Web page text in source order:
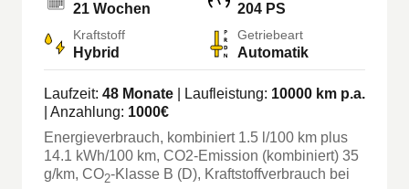
21 Wochen 204 PS
Kraftstoff
Hybrid
Getriebeart
Automatik
Laufzeit: 48 Monate | Laufleistung: 10000 km p.a.
| Anzahlung: 1000€
Energieverbrauch, kombiniert 1.5 l/100 km plus
14.1 kWh/100 km, CO2-Emission (kombiniert) 35
g/km, CO2-Klasse B (D), Kraftstoffverbrauch bei